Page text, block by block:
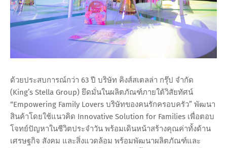
ด้วยประสบการณ์กว่า 63 ปี บริษัท คิงส์สเตลล่า กรุ๊ป จำกัด
(King’s Stella Group) ยึดมั่นในผลิตภัณฑ์ภายใต้วิสัยทัศน์
“Empowering Family Lovers บริษัทของคนรักครอบครัว” พัฒนา
สินค้าโดยใช้แนวคิด Innovative Solution for Families เพื่อตอบ
โจทย์ปัญหาในชีวิตประจำวัน พร้อมเดินหน้าสร้างคุณค่าทั้งด้าน
เศรษฐกิจ สังคม และสิ่งแวดล้อม พร้อมพัฒนาผลิตภัณฑ์และ